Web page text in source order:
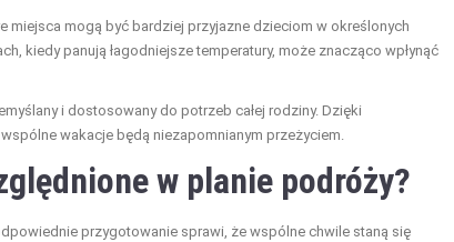
miejsca mogą być bardziej przyjazne dzieciom w określonych
kiedy panują łagodniejsze temperatury, może znacząco wpłynąć
i dostosowany do potrzeb całej rodziny. Dzięki
wakacje będą niezapomnianym przeżyciem.
w planie podróży?
przygotowanie sprawi, że wspólne chwile staną się